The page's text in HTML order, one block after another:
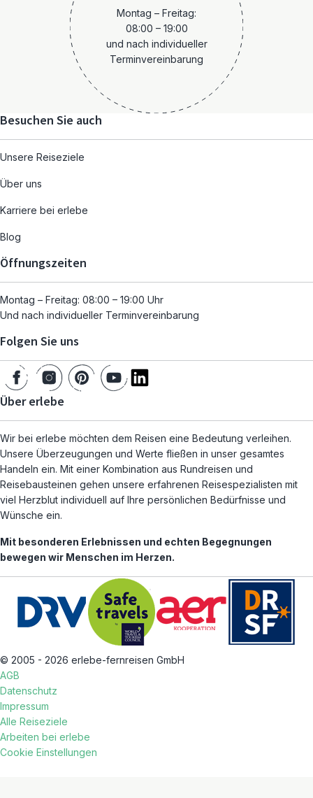
Montag – Freitag:
08:00 – 19:00
und nach individueller
Terminvereinbarung
Besuchen Sie auch
Unsere Reiseziele
Über uns
Karriere bei erlebe
Blog
Öffnungszeiten
Montag – Freitag: 08:00 – 19:00 Uhr
Und nach individueller Terminvereinbarung
Folgen Sie uns
Über erlebe
Wir bei erlebe möchten dem Reisen eine Bedeutung verleihen.
Unsere Überzeugungen und Werte fließen in unser gesamtes
Handeln ein. Mit einer Kombination aus Rundreisen und
Reisebausteinen gehen unsere erfahrenen Reisespezialisten mit
viel Herzblut individuell auf Ihre persönlichen Bedürfnisse und
Wünsche ein.
Mit besonderen Erlebnissen und echten Begegnungen
bewegen wir Menschen im Herzen.
© 2005 - 2026 erlebe-fernreisen GmbH
AGB
Datenschutz
Impressum
Alle Reiseziele
Arbeiten bei erlebe
Cookie Einstellungen